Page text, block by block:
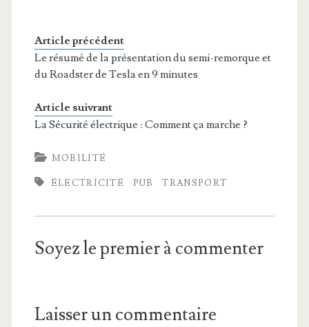
Article précédent
Le résumé de la présentation du semi-remorque et
du Roadster de Tesla en 9 minutes
Article suivrant
La Sécurité électrique : Comment ça marche ?
MOBILITÉ
ÉLECTRICITÉ PUB TRANSPORT
Soyez le premier à commenter
Laisser un commentaire